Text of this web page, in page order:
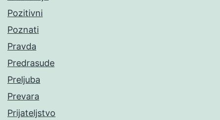
Pozitivni
Poznati
Pravda
Predrasude
Preljuba
Prevara
Prijateljstvo